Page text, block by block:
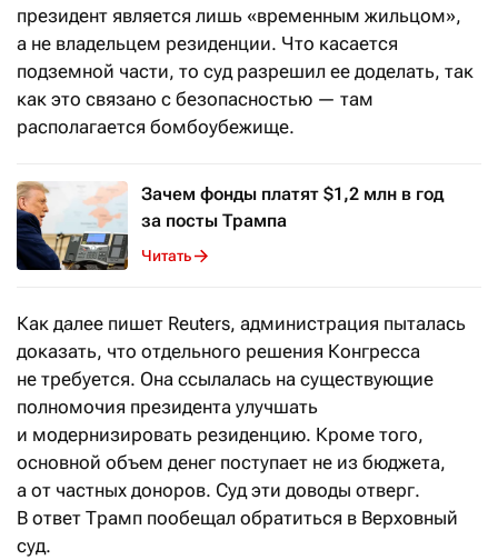
президент является лишь «временным жильцом»,
а не владельцем резиденции. Что касается
подземной части, то суд разрешил ее доделать, так
как это связано с безопасностью — там
располагается бомбоубежище.
Зачем фонды платят $1,2 млн в год
за посты Трампа
Читать
Как далее пишет Reuters, администрация пыталась
доказать, что отдельного решения Конгресса
не требуется. Она ссылалась на существующие
полномочия президента улучшать
и модернизировать резиденцию. Кроме того,
основной объем денег поступает не из бюджета,
а от частных доноров. Суд эти доводы отверг.
В ответ Трамп пообещал обратиться в Верховный
суд.